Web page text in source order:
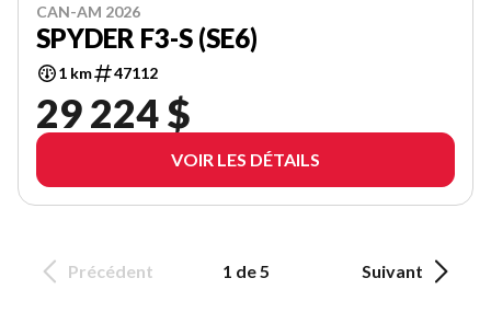
CAN-AM 2026
SPYDER F3-S (SE6)
1 km 47112
29 224 $
VOIR LES DÉTAILS
Précédent 1 de 5 Suivant